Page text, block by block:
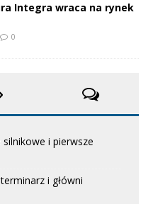
Integra wraca na rynek
0
i pierwsze
i główni